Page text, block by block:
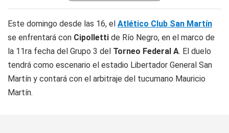
Este domingo desde las 16, el Atlético Club San Martín
se enfrentará con Cipolletti de Río Negro, en el marco de
la 11ra fecha del Grupo 3 del Torneo Federal A. El duelo
tendrá como escenario el estadio Libertador General San
Martín y contará con el arbitraje del tucumano Mauricio
Martín.